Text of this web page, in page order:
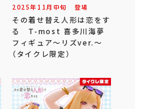
2025年 11 月 中旬 登場
その着せ替え人形は恋をす
る T-most 喜多川海夢
フィギュア～リズver.～
（タイクレ限定）